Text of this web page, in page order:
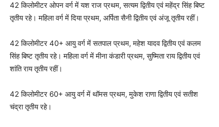
42 किलोमीटर ओपन वर्ग में यश राज प्रथम, सत्यम द्वितीय एवं महेंद्र सिंह बिष्ट
तृतीय रहे। महिला वर्ग में दिया प्रथम, अर्पिता सैनी द्वितीय एवं अंजू तृतीय रहीं।
42 किलोमीटर 40+ आयु वर्ग में सतपाल प्रथम, महेश यादव द्वितीय एवं कलम
सिंह बिष्ट तृतीय रहे। महिला वर्ग में मीना कंडारी प्रथम, सुष्मिता राय द्वितीय एवं
शांति राय तृतीय रहीं।
42 किलोमीटर 60+ आयु वर्ग में थॉमस प्रथम, मुकेश राणा द्वितीय एवं सतीश
चंद्रा तृतीय रहे।